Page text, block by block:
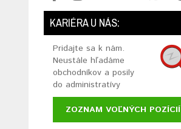
KARIÉRA U NÁS:
Pridajte sa k nám.
Neustále hľadáme
obchodníkov a posily
do administratívy
ZOZNAM VOĽNÝCH POZÍCIÍ